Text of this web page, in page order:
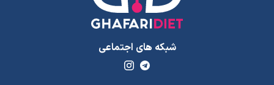
شبکه های اجتماعی